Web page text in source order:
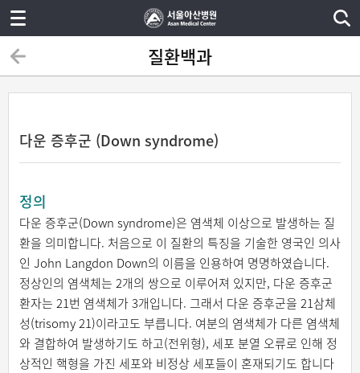
질환백과
다운 증후군 (Down syndrome)
정의
다운 증후군(Down syndrome)은 염색체 이상으로 발생하는 질
환을 의미합니다. 처음으로 이 질환의 특징을 기술한 영국인 의사
인 John Langdon Down의 이름을 인용하여 명명하였습니다.
정상인의 염색체는 2개의 쌍으로 이루어져 있지만, 다운 증후군
환자는 21번 염색체가 3개입니다. 그래서 다운 증후군을 21삼체
성(trisomy 21)이라고도 부릅니다. 여분의 염색체가 다른 염색체
와 결합하여 발생하기도 하고(전위형), 세포 분열 오류로 인해 정
상적인 핵형을 가진 세포와 비정상 세포들이 혼재되기도 합니다